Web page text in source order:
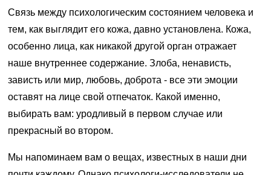
Связь между психологическим состоянием человека и
тем, как выглядит его кожа, давно установлена. Кожа,
особенно лица, как никакой другой орган отражает
наше внутреннее содержание. Злоба, ненависть,
зависть или мир, любовь, доброта - все эти эмоции
оставят на лице свой отпечаток. Какой именно,
выбирать вам: уродливый в первом случае или
прекрасный во втором.
Мы напоминаем вам о вещах, известных в наши дни